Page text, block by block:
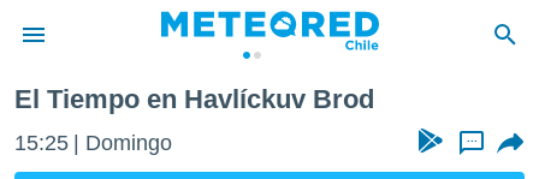
de
El Tiempo en Havlíckuv Brod
15:25 Domingo ...